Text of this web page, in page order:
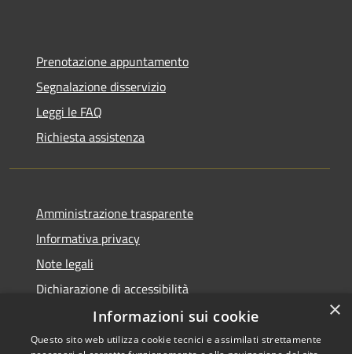
Prenotazione appuntamento
Segnalazione disservizio
Leggi le FAQ
Richiesta assistenza
Amministrazione trasparente
Informativa privacy
Note legali
Dichiarazione di accessibilità
×
Informazioni sui cookie
Questo sito web utilizza cookie tecnici e assimilati strettamente